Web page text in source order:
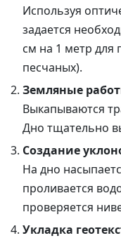
Используя
задается
см на 1 метр для
песчаных).
Земляные
Выкапываются
Дно тщательно
Создание
На дно
проливается
проверяется
Укладка